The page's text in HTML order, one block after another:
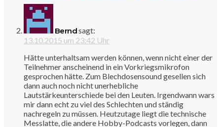
Berndsagt:
13.10.2015 um 23:42 Uhr
Hätte unterhaltsam werden können, wenn nicht einer der
Teilnehmer anscheinend in ein Vorkriegsmikrofon
gesprochen hätte. Zum Blechdosensound gesellen sich
dann auch noch nicht unerhebliche
Lautstärkeunterschiede bei den Leuten. Irgendwann wars
mir dann echt zu viel des Schlechten und ständig
nachregeln zu müssen. Heutzutage liegt die technische
Messlatte, die andere Hobby-Podcasts vorlegen, dann